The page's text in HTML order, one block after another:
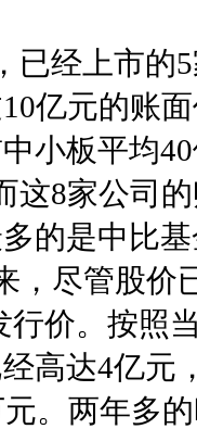
已经上市的
亿元的账
小板平均
这8家公司
的是中比
，尽管股价
行价。按照
高达4亿元
。两年多